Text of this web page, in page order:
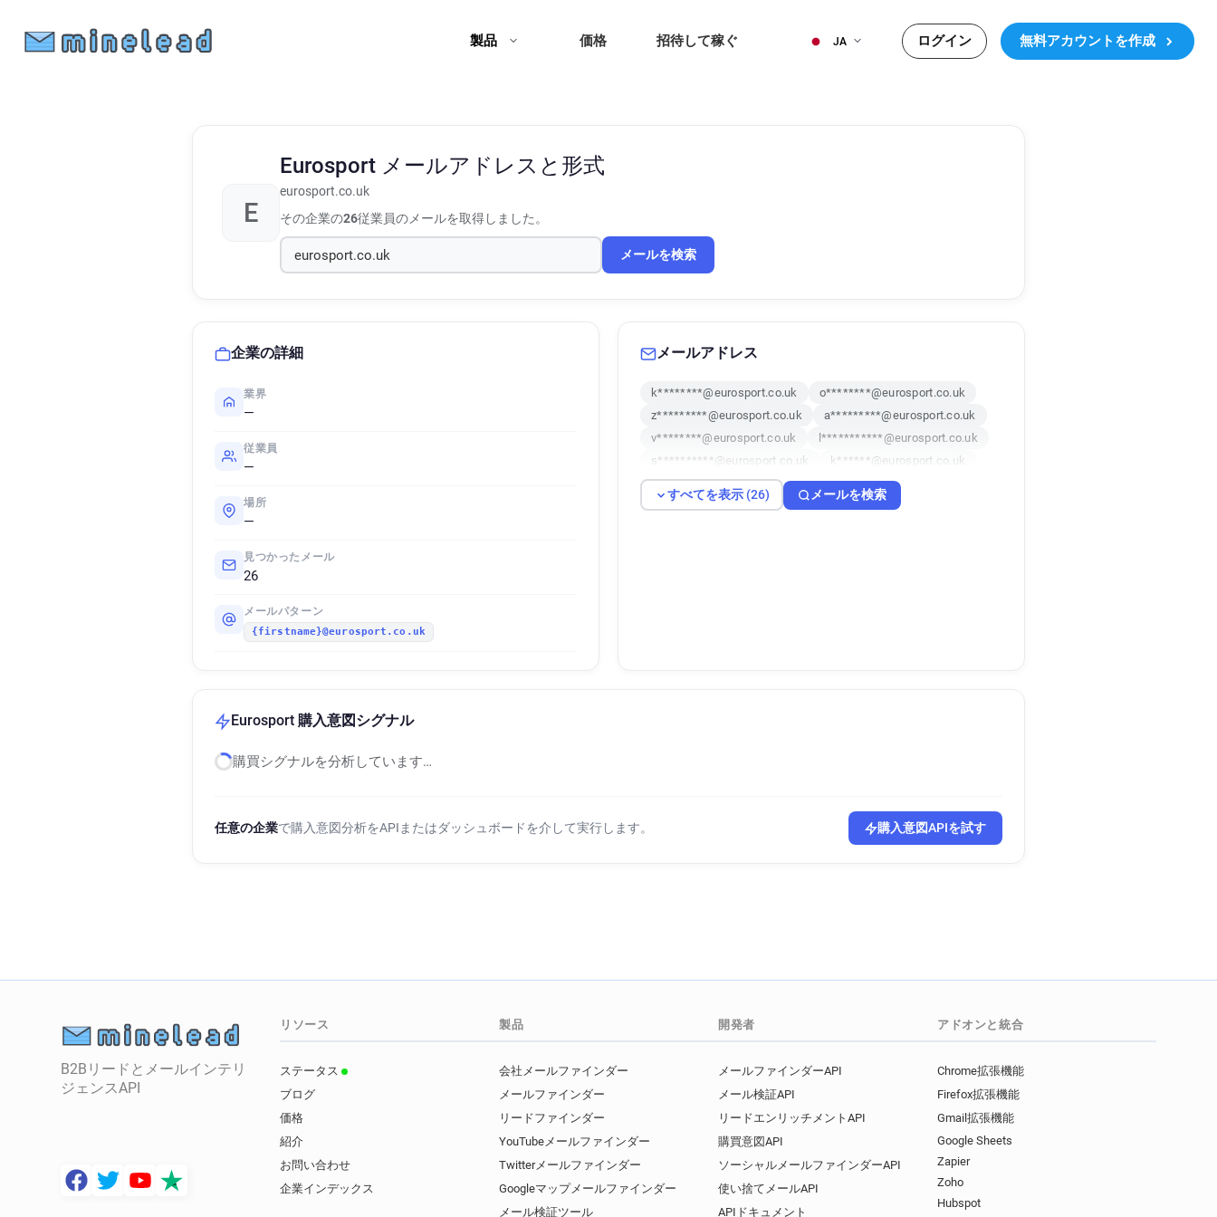
製品 価格 招待して稼ぐ JA ログイン 無料アカウントを作成
E
Eurosport メールアドレスと形式
eurosport.co.uk
その企業の26従業員のメールを取得しました。
メールを検索
企業の詳細
業界
—
従業員
—
場所
—
見つかったメール
26
メールパターン
{firstname}@eurosport.co.uk
メールアドレス
k********@eurosport.co.uk
o********@eurosport.co.uk
z*********@eurosport.co.uk
a*********@eurosport.co.uk
v********@eurosport.co.uk
l***********@eurosport.co.uk
s**********@eurosport.co.uk
k******@eurosport.co.uk
p************@eurosport.co.uk
w***********@eurosport.co.uk
i******@eurosport.co.uk
すべてを表示 (26) メールを検索
Eurosport 購入意図シグナル
購買シグナルを分析しています…
任意の企業で購入意図分析をAPIまたはダッシュボードを介して実行します。 購入意図APIを試す
B2Bリードとメールインテリ
ジェンスAPI
リソース
ステータス
ブログ
価格
紹介
お問い合わせ
企業インデックス
製品
会社メールファインダー
メールファインダー
リードファインダー
YouTubeメールファインダー
Twitterメールファインダー
Googleマップメールファインダー
メール検証ツール
開発者
メールファインダーAPI
メール検証API
リードエンリッチメントAPI
購買意図API
ソーシャルメールファインダーAPI
使い捨てメールAPI
APIドキュメント
アドオンと統合
Chrome拡張機能
Firefox拡張機能
Gmail拡張機能
Google Sheets
Zapier
Zoho
Hubspot